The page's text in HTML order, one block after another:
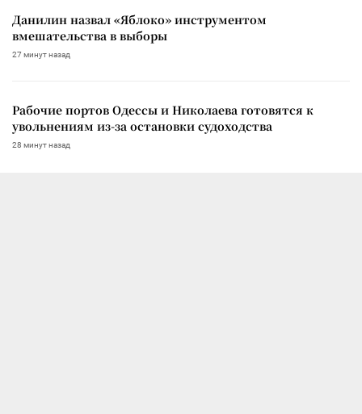
Данилин назвал «Яблоко» инструментом
вмешательства в выборы
27 минут назад
Рабочие портов Одессы и Николаева готовятся к
увольнениям из-за остановки судоходства
28 минут назад